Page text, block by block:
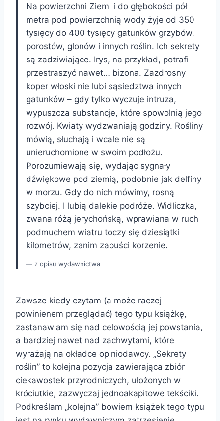
Na powierzchni Ziemi i do głębokości pół
metra pod powierzchnią wody żyje od 350
tysięcy do 400 tysięcy gatunków grzybów,
porostów, glonów i innych roślin. Ich sekrety
są zadziwiające. Irys, na przykład, potrafi
przestraszyć nawet… bizona. Zazdrosny
koper włoski nie lubi sąsiedztwa innych
gatunków – gdy tylko wyczuje intruza,
wypuszcza substancje, które spowolnią jego
rozwój. Kwiaty wydzwaniają godziny. Rośliny
mówią, słuchają i wcale nie są
unieruchomione w swoim podłożu.
Porozumiewają się, wydając sygnały
dźwiękowe pod ziemią, podobnie jak delfiny
w morzu. Gdy do nich mówimy, rosną
szybciej. I lubią dalekie podróże. Widliczka,
zwana różą jerychońską, wprawiana w ruch
podmuchem wiatru toczy się dziesiątki
kilometrów, zanim zapuści korzenie.
z opisu wydawnictwa
Zawsze kiedy czytam (a może raczej
powinienem przeglądać) tego typu książkę,
zastanawiam się nad celowością jej powstania,
a bardziej nawet nad zachwytami, które
wyrażają na okładce opiniodawcy. „Sekrety
roślin” to kolejna pozycja zawierająca zbiór
ciekawostek przyrodniczych, ułożonych w
króciutkie, zazwyczaj jednoakapitowe tekściki.
Podkreślam „kolejna” bowiem książek tego typu